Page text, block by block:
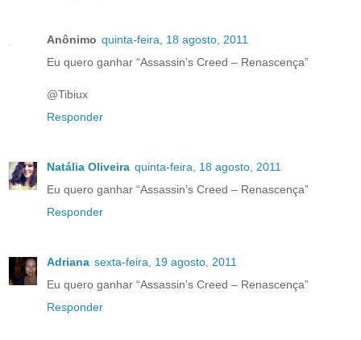
Anônimo quinta-feira, 18 agosto, 2011
Eu quero ganhar “Assassin’s Creed – Renascença”
@Tibiux
Responder
Natália Oliveira quinta-feira, 18 agosto, 2011
Eu quero ganhar “Assassin’s Creed – Renascença”
Responder
Adriana sexta-feira, 19 agosto, 2011
Eu quero ganhar “Assassin’s Creed – Renascença”
Responder